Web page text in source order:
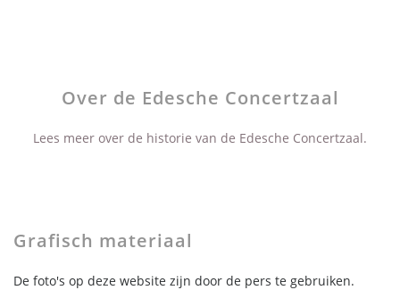
Over de Edesche Concertzaal
Lees meer over de historie van de Edesche Concertzaal.
Grafisch materiaal
De foto's op deze website zijn door de pers te gebruiken.